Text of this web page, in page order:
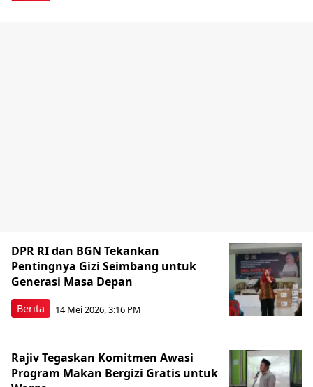
Berita
DPR RI dan BGN Tekankan
Pentingnya Gizi Seimbang untuk
Generasi Masa Depan
14 Mei 2026, 3:16 PM
Rajiv Tegaskan Komitmen Awasi
Program Makan Bergizi Gratis untuk